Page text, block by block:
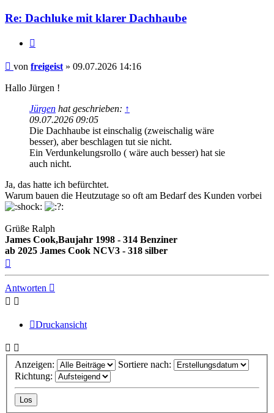
Re: Dachluke mit klarer Dachhaube
Beitrag
von freigeist» 09.07.2026 14:16
Hallo Jürgen !
Jürgen hat geschrieben: ↑
09.07.2026 09:05
Die Dachhaube ist einschalig (zweischalig wäre
besser), aber beschlagen tut sie nicht.
Ein Verdunkelungsrollo ( wäre auch besser) hat sie
auch nicht.
Ja, das hatte ich befürchtet.
Warum bauen die Heutzutage so oft am Bedarf des Kunden vorbei
Grüße Ralph
James Cook,Baujahr 1998 - 314 Benziner
ab 2025 James Cook NCV3 - 318 silber
oben
Antworten
Druckansicht
Anzeigen:
Sortiere nach:
Richtung: